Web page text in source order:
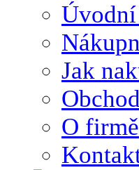
Úvodní
Jak
O firmě